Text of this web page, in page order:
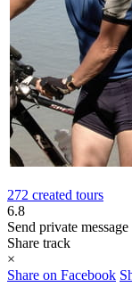
272 created tours
6.8
Send private message
Share track
×
Share on Facebook